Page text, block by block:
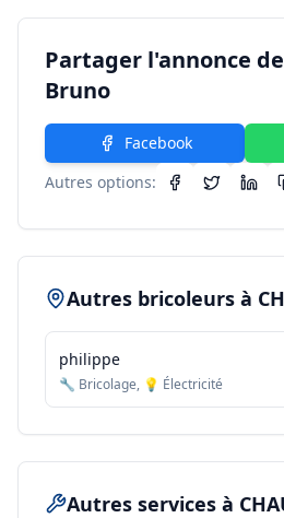
Partager l'annonce de
Bruno
Facebook
Autres options:
Autres bricoleurs à
philippe
🔧 Bricolage, 💡 Électricité
Autres services à